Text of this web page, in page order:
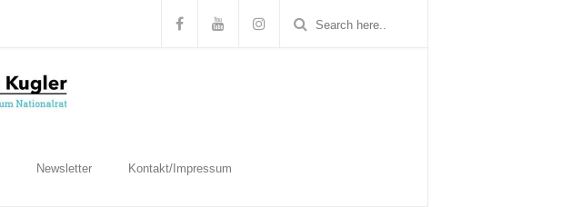
Newsletter Kontakt/Impressum